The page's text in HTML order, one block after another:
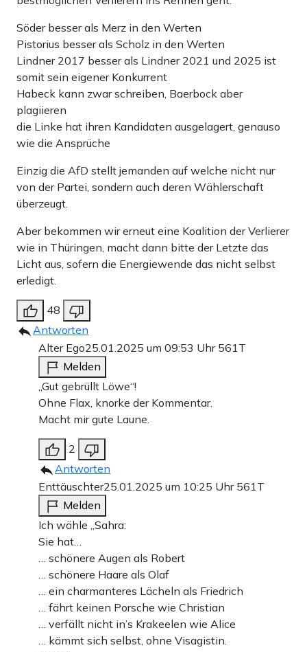
Söder besser als Merz in den Werten
Pistorius besser als Scholz in den Werten
Lindner 2017 besser als Lindner 2021 und 2025 ist
somit sein eigener Konkurrent
Habeck kann zwar schreiben, Baerbock aber
plagiieren
die Linke hat ihren Kandidaten ausgelagert, genauso
wie die Ansprüche
Einzig die AfD stellt jemanden auf welche nicht nur
von der Partei, sondern auch deren Wählerschaft
überzeugt.
Aber bekommen wir erneut eine Koalition der Verlierer
wie in Thüringen, macht dann bitte der Letzte das
Licht aus, sofern die Energiewende das nicht selbst
erledigt.
48
Antworten
Alter Ego25.01.2025 um 09:53 Uhr 561T
Melden
„Gut gebrüllt Löwe“!
Ohne Flax, knorke der Kommentar.
Macht mir gute Laune.
2
Antworten
Enttäuschter25.01.2025 um 10:25 Uhr 561T
Melden
Ich wähle „Sahra:
Sie hat…
… schönere Augen als Robert
… schönere Haare als Olaf
… ein charmanteres Lächeln als Friedrich
… fährt keinen Porsche wie Christian
… verfällt nicht in’s Krakeelen wie Alice
… kämmt sich selbst, ohne Visagistin.